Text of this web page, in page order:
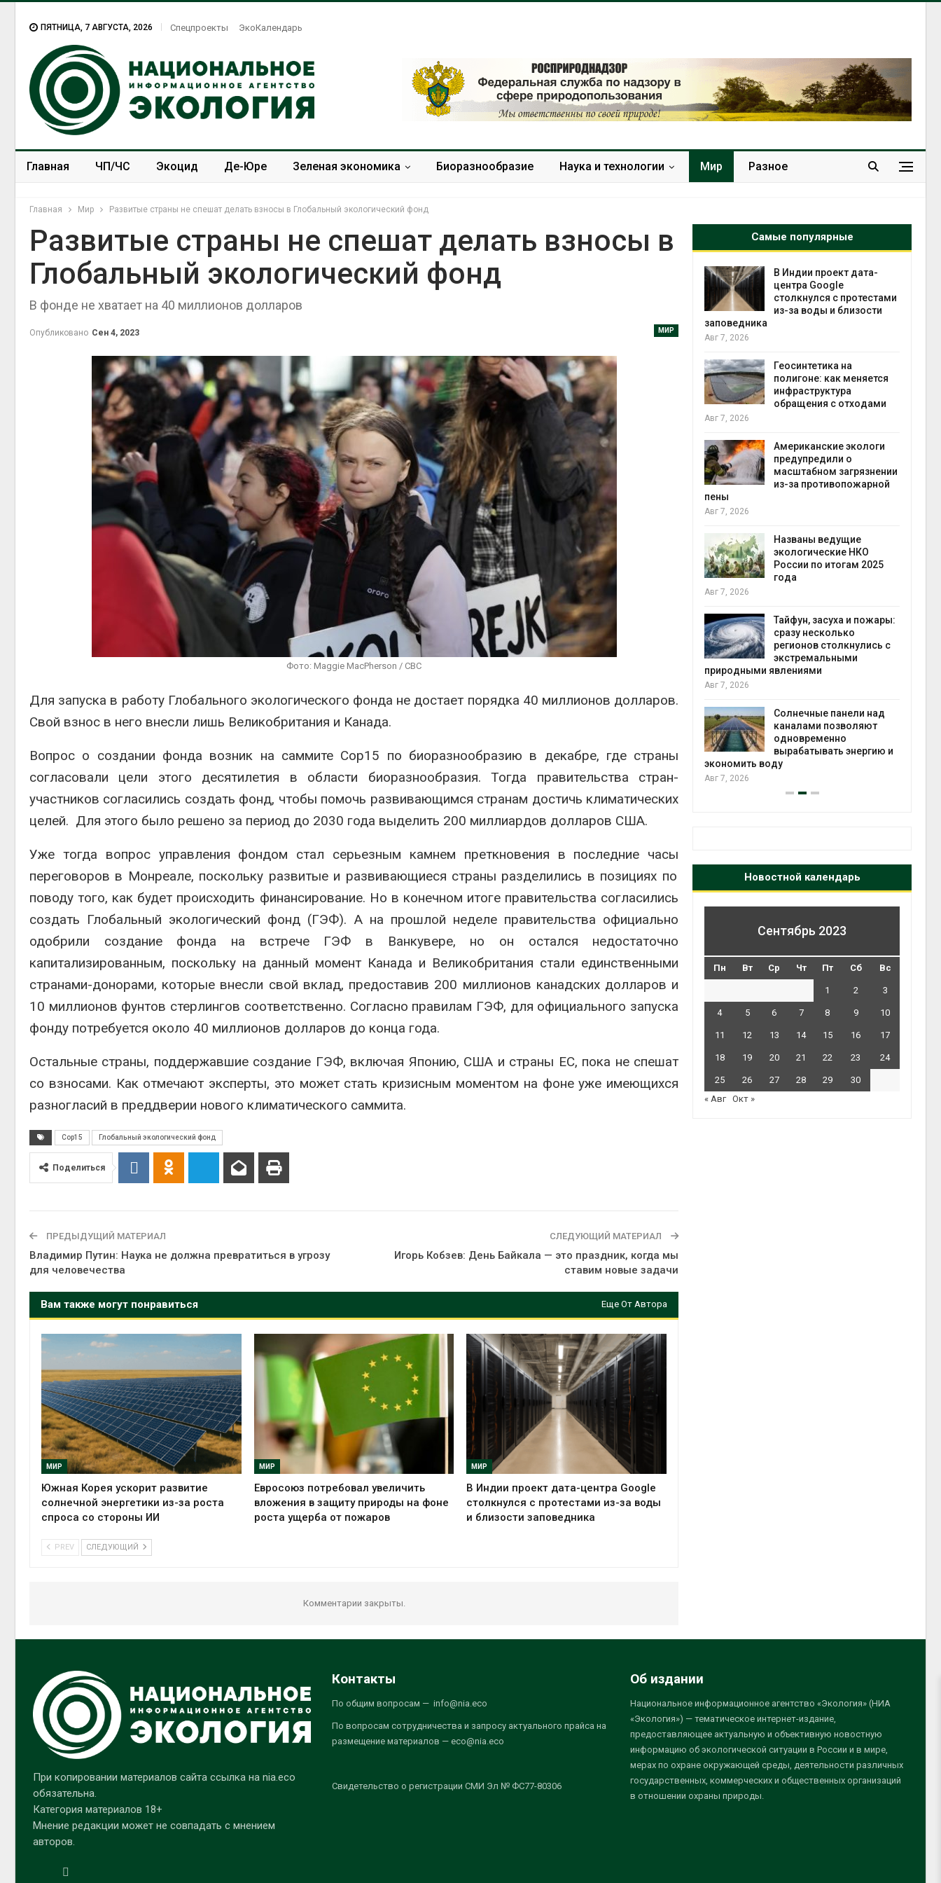
ПЯТНИЦА, 7 АВГУСТА, 2026 Спецпроекты ЭкоКалендарь
Главная ЧП/ЧС Экоцид Де-Юре Зеленая экономика Биоразнообразие Наука и технологии Мир Разное
Главная Мир Развитые страны не спешат делать взносы в Глобальный экологический фонд
Развитые страны не спешат делать взносы в
Глобальный экологический фонд
В фонде не хватает на 40 миллионов долларов
МИР
Опубликовано Сен 4, 2023
Фото: Maggie MacPherson / CBC
Для запуска в работу Глобального экологического фонда не достает порядка 40 миллионов долларов.
Свой взнос в него внесли лишь Великобритания и Канада.
Вопрос о создании фонда возник на саммите Cop15 по биоразнообразию в декабре, где страны
согласовали цели этого десятилетия в области биоразнообразия. Тогда правительства стран-
участников согласились создать фонд, чтобы помочь развивающимся странам достичь климатических
целей. Для этого было решено за период до 2030 года выделить 200 миллиардов долларов США.
Уже тогда вопрос управления фондом стал серьезным камнем преткновения в последние часы
переговоров в Монреале, поскольку развитые и развивающиеся страны разделились в позициях по
поводу того, как будет происходить финансирование. Но в конечном итоге правительства согласились
создать Глобальный экологический фонд (ГЭФ). А на прошлой неделе правительства официально
одобрили создание фонда на встрече ГЭФ в Ванкувере, но он остался недостаточно
капитализированным, поскольку на данный момент Канада и Великобритания стали единственными
странами-донорами, которые внесли свой вклад, предоставив 200 миллионов канадских долларов и
10 миллионов фунтов стерлингов соответственно. Согласно правилам ГЭФ, для официального запуска
фонду потребуется около 40 миллионов долларов до конца года.
Остальные страны, поддержавшие создание ГЭФ, включая Японию, США и страны ЕС, пока не спешат
со взносами. Как отмечают эксперты, это может стать кризисным моментом на фоне уже имеющихся
разногласий в преддверии нового климатического саммита.
Cop15 Глобальный экологический фонд
Поделиться
ПРЕДЫДУЩИЙ МАТЕРИАЛ
Владимир Путин: Наука не должна превратиться в угрозу
для человечества
СЛЕДУЮЩИЙ МАТЕРИАЛ
Игорь Кобзев: День Байкала — это праздник, когда мы
ставим новые задачи
Вам также могут понравиться Еще От Автора
МИР
Южная Корея ускорит развитие
солнечной энергетики из-за роста
спроса со стороны ИИ
МИР
Евросоюз потребовал увеличить
вложения в защиту природы на фоне
роста ущерба от пожаров
МИР
В Индии проект дата-центра Google
столкнулся с протестами из-за воды
и близости заповедника
PREV СЛЕДУЮЩИЙ
Комментарии закрыты.
Самые популярные
Дождевая вода с крыш
может помочь городам
строительство мусорных
объектов и уборку
контейнерных площадок
Авг 7, 2026
Панамский канал вновь
ограничивает загрузку
судов из-за дефицита
пресной воды
Авг 6, 2026
В китайской провинции
Шэньси из-за паводков
эвакуировали более 140
тыс. человек
Авг 6, 2026
МЕГА и ВкусВилл
установили
экообменники для сбора
вторсырья
Авг 6, 2026
из воздуха с помощью
Авг 6, 2026
водохранилища Волги и
Камы в августе может
превысить норму почти в
полтора раза
Евросоюз потребовал
увеличить вложения в
защиту природы на фоне
роста ущерба от пожаров
Авг 7, 2026
Дом из старых шин
может обходиться без
кондиционера и почти
без отопления
Авг 7, 2026
Камчатские северные
олени набирают вес
перед осенней миграцией
Авг 7, 2026
Нижнего Новгорода
В Индии проект дата-
центра Google
столкнулся с протестами
из-за воды и близости
заповедника
Авг 7, 2026
Геосинтетика на
полигоне: как меняется
инфраструктура
обращения с отходами
Авг 7, 2026
Американские экологи
предупредили о
масштабном загрязнении
из-за противопожарной
пены
Авг 7, 2026
Названы ведущие
экологические НКО
России по итогам 2025
года
Авг 7, 2026
Тайфун, засуха и пожары:
сразу несколько
регионов столкнулись с
экстремальными
природными явлениями
Авг 7, 2026
Солнечные панели над
каналами позволяют
одновременно
вырабатывать энергию и
экономить воду
Авг 7, 2026
Новостной календарь
Сентябрь 2023
Пн Вт Ср Чт Пт Сб Вс
1 2 3
4 5 6 7 8 9 10
11 12 13 14 15 16 17
18 19 20 21 22 23 24
25 26 27 28 29
30
« Авг Окт »
При копировании материалов сайта ссылка на nia.eco
обязательна.
Категория материалов 18+
Мнение редакции может не совпадать с мнением
авторов.
Контакты
По общим вопросам — info@nia.eco
По вопросам сотрудничества и запросу актуального прайса на
размещение материалов — eco@nia.eco
Свидетельство о регистрации СМИ Эл № ФС77-80306
Об издании
Национальное информационное агентство «Экология» (НИА
«Экология») — тематическое интернет-издание,
предоставляющее актуальную и объективную новостную
информацию об экологической ситуации в России и в мире,
мерах по охране окружающей среды, деятельности различных
государственных, коммерческих и общественных организаций
в отношении охраны природы.